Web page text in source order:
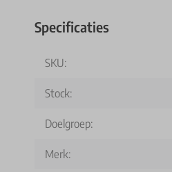
Specificaties
SKU:
Stock:
Doelgroep:
Merk: